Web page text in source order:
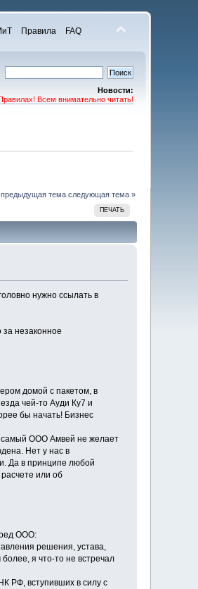
Правила FAQ
Новости:
Всем внимательно читать!
тема следующая тема »
ПЕЧАТЬ
нужно ссылать в
незаконное
домой с пакетом, в
чей-то Ауди Ку7 и
бы начать! Бизнес
самый ООО Амвей не желает
Нет у нас в
Да в принципе любой
или об
ООО:
решения, устава,
я что-то не встречал
РФ, вступивших в силу с